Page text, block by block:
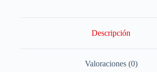
Descripción
Valoraciones (0)